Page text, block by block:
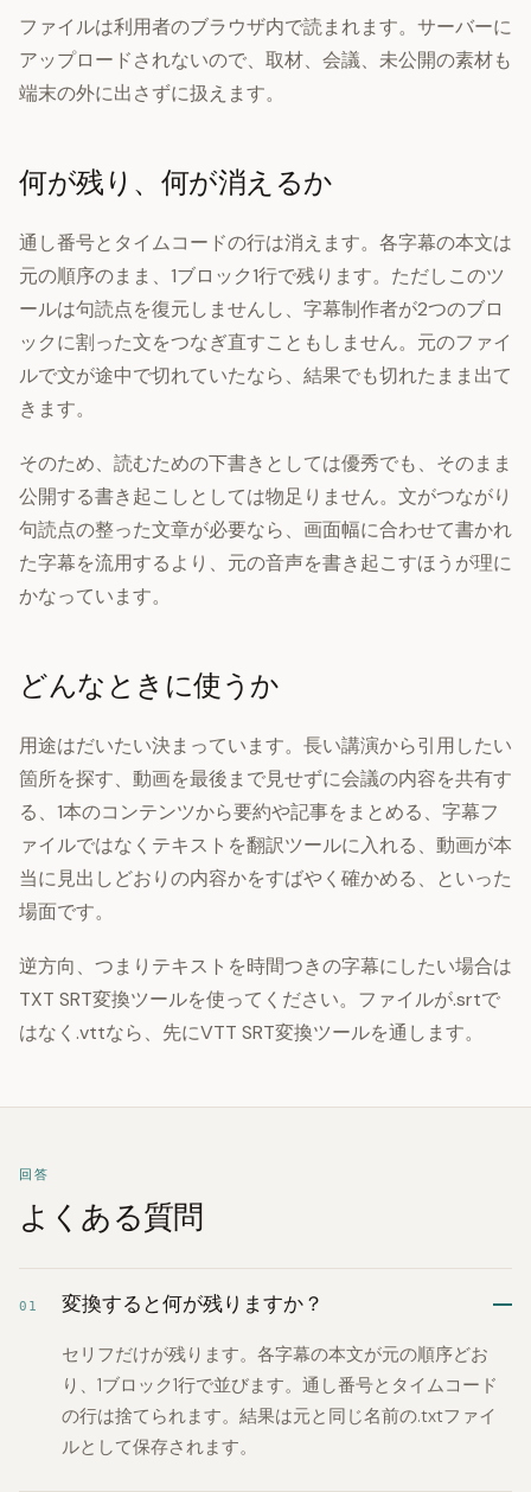
ファイルは利用者のブラウザ内で読まれます。サーバーに
アップロードされないので、取材、会議、未公開の素材も
端末の外に出さずに扱えます。
何が残り、何が消えるか
通し番号とタイムコードの行は消えます。各字幕の本文は
元の順序のまま、1ブロック1行で残ります。ただしこのツ
ールは句読点を復元しませんし、字幕制作者が2つのブロ
ックに割った文をつなぎ直すこともしません。元のファイ
ルで文が途中で切れていたなら、結果でも切れたまま出て
きます。
そのため、読むための下書きとしては優秀でも、そのまま
公開する書き起こしとしては物足りません。文がつながり
句読点の整った文章が必要なら、画面幅に合わせて書かれ
た字幕を流用するより、元の音声を書き起こすほうが理に
かなっています。
どんなときに使うか
用途はだいたい決まっています。長い講演から引用したい
箇所を探す、動画を最後まで見せずに会議の内容を共有す
る、1本のコンテンツから要約や記事をまとめる、字幕フ
ァイルではなくテキストを翻訳ツールに入れる、動画が本
当に見出しどおりの内容かをすばやく確かめる、といった
場面です。
逆方向、つまりテキストを時間つきの字幕にしたい場合は
TXT SRT変換ツールを使ってください。ファイルが.srtで
はなく.vttなら、先にVTT SRT変換ツールを通します。
回答
よくある質問
01 変換すると何が残りますか？
セリフだけが残ります。各字幕の本文が元の順序どお
り、1ブロック1行で並びます。通し番号とタイムコード
の行は捨てられます。結果は元と同じ名前の.txtファイ
ルとして保存されます。